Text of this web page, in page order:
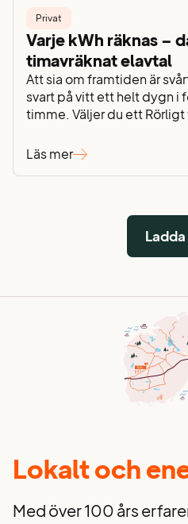
Privat
Varje kWh räknas –
timavräknat elavtal
Att sia om framtiden är
svart på vitt ett helt dygn i
timme. Väljer du ett
enkelt sätt att aktivt
Läs mer
Lokalt och
Med över 100 års